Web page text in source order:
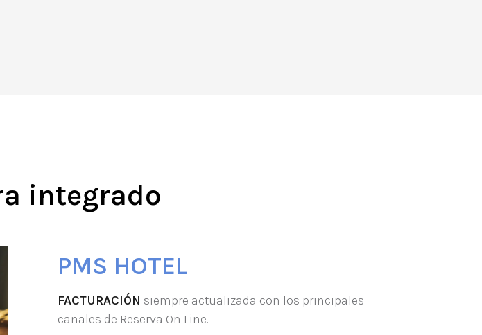
integrado
PMS HOTEL
FACTURACIÓN siempre actualizada con los principales
canales de Reserva On Line.